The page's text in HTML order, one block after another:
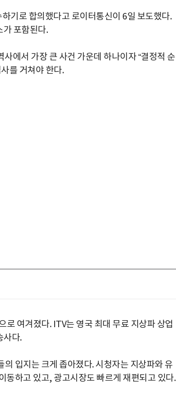
기로 합의했다고 로이터통신이 6일 보도했다.
가 포함된다.
에서 가장 큰 사건 가운데 하나이자 “결정적 순
를 거쳐야 한다.
로 여겨졌다. ITV는 영국 최대 무료 지상파 상업
사다.
입지는 크게 좁아졌다. 시청자는 지상파와 유
동하고 있고, 광고시장도 빠르게 재편되고 있다.